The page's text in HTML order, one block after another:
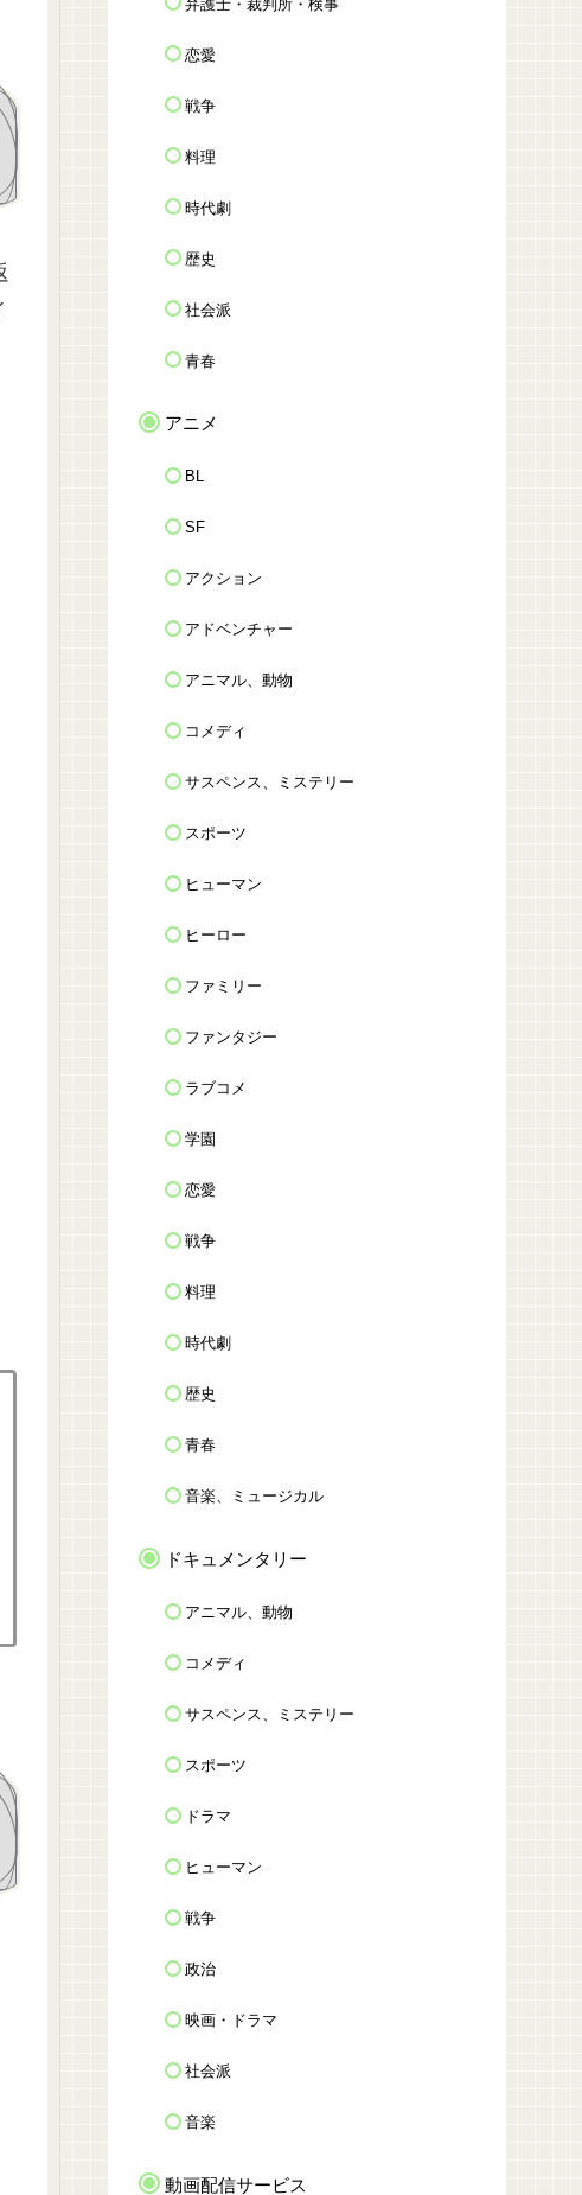
弁護士・裁判所・検事
恋愛
戦争
料理
時代劇
歴史
社会派
青春
アニメ
BL
SF
アクション
アドベンチャー
アニマル、動物
コメディ
サスペンス、ミステリー
スポーツ
ヒューマン
ヒーロー
ファミリー
ファンタジー
ラブコメ
学園
恋愛
戦争
料理
時代劇
歴史
青春
音楽、ミュージカル
ドキュメンタリー
アニマル、動物
コメディ
サスペンス、ミステリー
スポーツ
ドラマ
ヒューマン
戦争
政治
映画・ドラマ
社会派
音楽
動画配信サービス